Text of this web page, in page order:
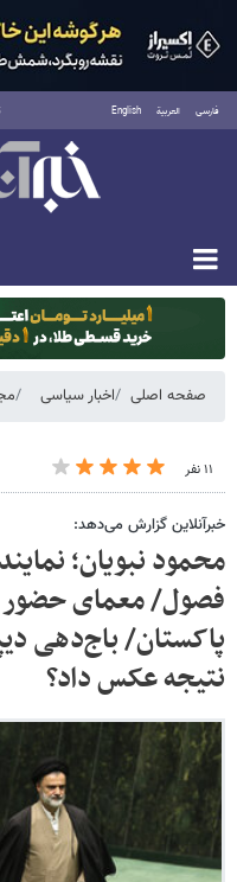
فارسی العربية English
یکشنبه ۱۸ مرداد ۱۴۰۵
صفحه اصلی اخبار سیاسی
۱۱ نفر
خبرآنلاین گزارش می‌دهد:
محمود نبویان؛
فصول/ معمای حضور
پاکستان/ باج‌دهی
نتیجه عکس داد؟